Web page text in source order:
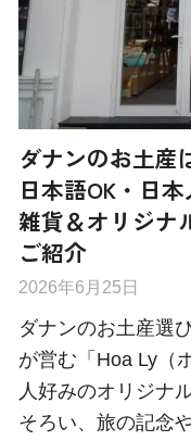
ダナンのお土産
日本語OK・日
雑貨＆オリジナ
ご紹介
2026年6月25日
ダナンのお土産選
が営む「Hoa Ly（
人好みのオリジナ
そろい、旅の記念